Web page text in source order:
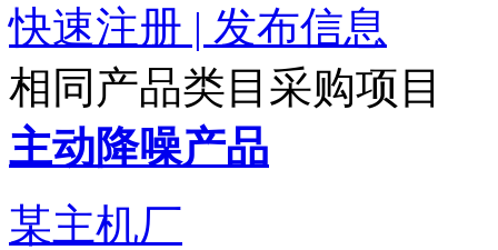
快速注册 | 发布信息
相同产品类目采购项目
主动降噪产品
某主机厂